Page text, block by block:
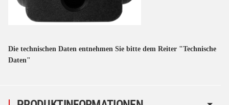
Die technischen Daten entnehmen Sie bitte dem Reiter "Technische
Daten"